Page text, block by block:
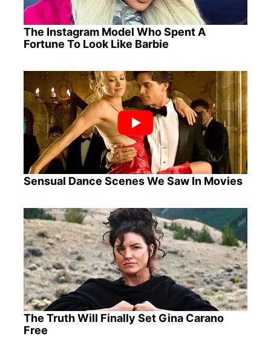
The Instagram Model Who Spent A
Fortune To Look Like Barbie
Sensual Dance Scenes We Saw In Movies
The Truth Will Finally Set Gina Carano
Free